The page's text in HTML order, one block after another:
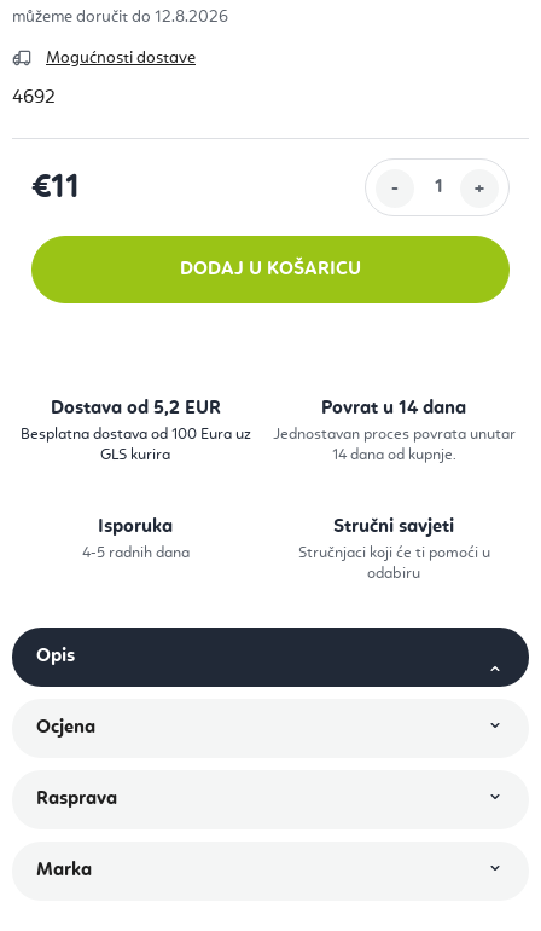
12.8.2026
Mogućnosti dostave
4692
€11
DODAJ U KOŠARICU
Dostava od 5,2 EUR
Besplatna dostava od 100 Eura uz
GLS kurira
Povrat u 14 dana
Jednostavan proces povrata unutar
14 dana od kupnje.
Isporuka
4-5 radnih dana
Stručni savjeti
Stručnjaci koji će ti pomoći u
odabiru